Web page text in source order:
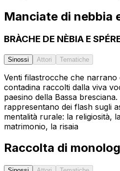
Manciate di nebbia
BRÀCHE DE NÈBIA E
Sinossi Attori Tematiche
Venti filastrocche che narrano
contadina raccolti dalla viva
paesino della Bassa
rappresentano dei flash sugli
mentalità rurale: la religiosità,
matrimonio, la risaia
Raccolta di